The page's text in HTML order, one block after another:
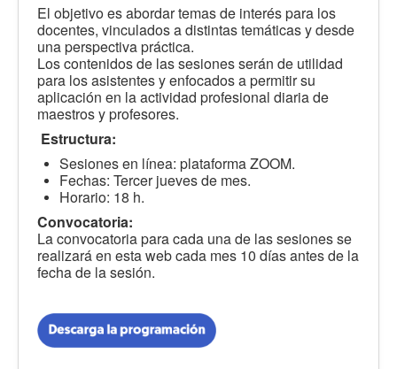
El objetivo es abordar temas de interés para los
docentes, vinculados a distintas temáticas y desde
una perspectiva práctica.
Los contenidos de las sesiones serán de utilidad
para los asistentes y enfocados a permitir su
aplicación en la actividad profesional diaria de
maestros y profesores.
Estructura:
Sesiones en línea: plataforma ZOOM.
Fechas: Tercer jueves de mes.
Horario: 18 h.
Convocatoria:
La convocatoria para cada una de las sesiones se
realizará en esta web cada mes 10 días antes de la
fecha de la sesión.